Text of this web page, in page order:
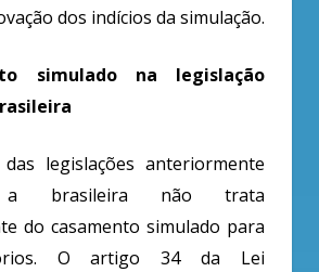
dos indícios da simulação.
simulado na legislação
legislações anteriormente
a brasileira não trata
do casamento simulado para
O artigo 34 da Lei